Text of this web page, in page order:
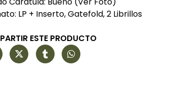
LP + Inserto, Gatefold, 2 Librillos
ESTE PRODUCTO